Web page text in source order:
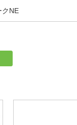
NE